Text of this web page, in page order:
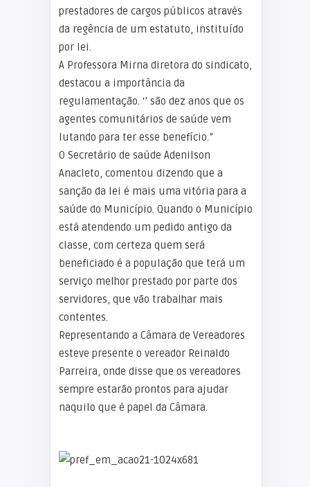
prestadores de cargos públicos através
da regência de um estatuto, instituído
por lei.
A Professora Mirna diretora do sindicato,
destacou a importância da
regulamentação. ‘’ são dez anos que os
agentes comunitários de saúde vem
lutando para ter esse benefício.”
O Secretário de saúde Adenilson
Anacleto, comentou dizendo que a
sanção da lei é mais uma vitória para a
saúde do Município. Quando o Município
está atendendo um pedido antigo da
classe, com certeza quem será
beneficiado é a população que terá um
serviço melhor prestado por parte dos
servidores, que vão trabalhar mais
contentes.
Representando a Câmara de Vereadores
esteve presente o vereador Reinaldo
Parreira, onde disse que os vereadores
sempre estarão prontos para ajudar
naquilo que é papel da Câmara.